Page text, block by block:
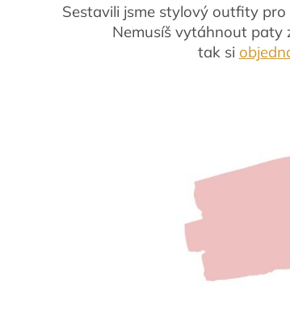
Sestavili jsme stylový outfity pro
Nemusíš vytáhnout paty
tak si